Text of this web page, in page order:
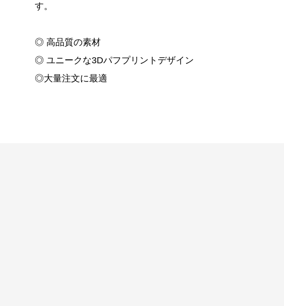
す。
◎ 高品質の素材
◎ ユニークな3Dパフプリントデザイン
◎大量注文に最適